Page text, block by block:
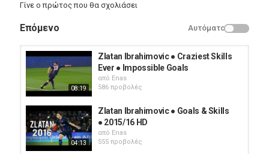
Γίνε ο πρώτος που θα σχολιάσει
Επόμενο Αυτόματο
08:19
Zlatan Ibrahimovic ● Craziest Skills
Ever ● Impossible Goals
από Enas
586 προβολές
04:13
Zlatan Ibrahimovic ● Goals & Skills
● 2015/16 HD
από Enas
555 προβολές